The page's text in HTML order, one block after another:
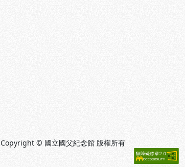
Copyright © 國立國父紀念館 版權所有